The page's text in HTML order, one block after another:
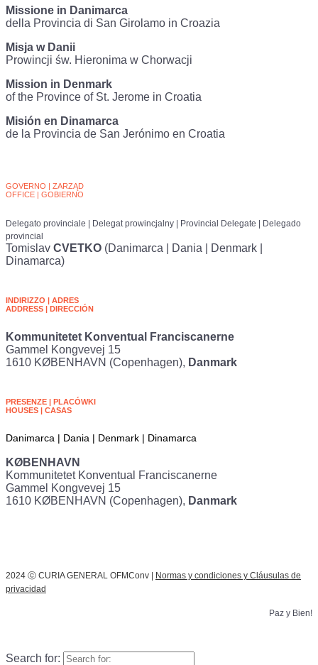
Missione in Danimarca
della Provincia di San Girolamo in Croazia
Misja w Danii
Prowincji św. Hieronima w Chorwacji
Mission in Denmark
of the Province of St. Jerome in Croatia
Misión en Dinamarca
de la Provincia de San Jerónimo en Croatia
GOVERNO | ZARZĄD
OFFICE | GOBIERNO
Delegato provinciale | Delegat prowincjalny | Provincial Delegate | Delegado
provincial
Tomislav CVETKO (Danimarca | Dania | Denmark |
Dinamarca)
INDIRIZZO | ADRES
ADDRESS | DIRECCIÓN
Kommunitetet Konventual Franciscanerne
Gammel Kongvevej 15
1610 KØBENHAVN (Copenhagen), Danmark
PRESENZE | PLACÓWKI
HOUSES | CASAS
Danimarca | Dania | Denmark | Dinamarca
KØBENHAVN
Kommunitetet Konventual Franciscanerne
Gammel Kongvevej 15
1610 KØBENHAVN (Copenhagen), Danmark
2024 ⓒ CURIA GENERAL OFMConv |
Normas y condiciones y Cláusulas de
privacidad
Paz y Bien!
Search for: